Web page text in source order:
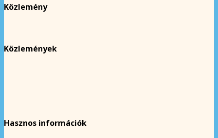
Közlemény
Közlemények
Hasznos információk